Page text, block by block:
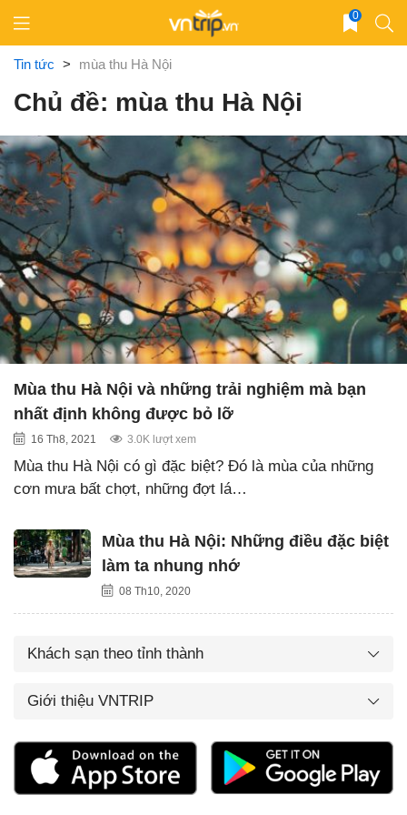
content
0
Tin tức > mùa thu Hà Nội
Chủ đề: mùa thu Hà Nội
Mùa thu Hà Nội và những trải nghiệm mà bạn
nhất định không được bỏ lỡ
16 Th8, 2021 3.0K lượt xem
Mùa thu Hà Nội có gì đặc biệt? Đó là mùa của những
cơn mưa bất chợt, những đợt lá…
Mùa thu Hà Nội: Những điều đặc biệt
làm ta nhung nhớ
08 Th10, 2020
Khách sạn theo tỉnh thành
Giới thiệu VNTRIP